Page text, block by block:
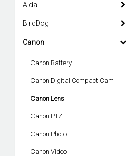
Aida
BirdDog
Canon
Canon Battery
Canon Digital Compact Cam
Canon Lens
Canon PTZ
Canon Photo
Canon Video